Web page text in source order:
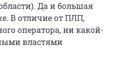
Да и большая
В отличие от ПЛП,
оператора, ни какой-
властями